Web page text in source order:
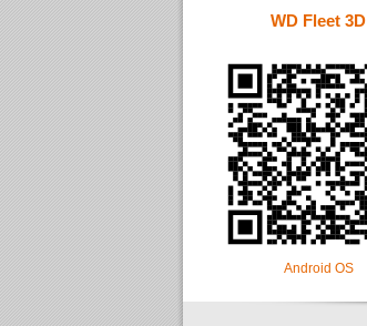
WD Fleet 3D
Android OS